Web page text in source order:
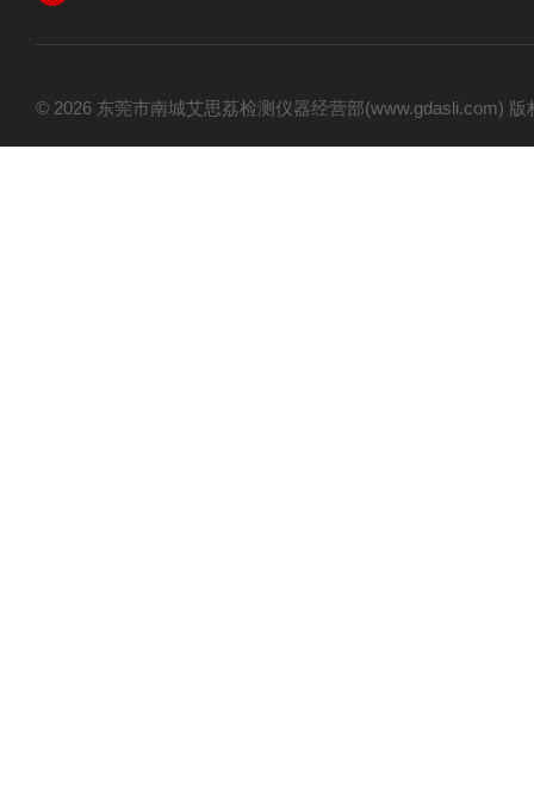
© 2026 东莞市南城艾思荔检测仪器经营部(www.gdasli.com)